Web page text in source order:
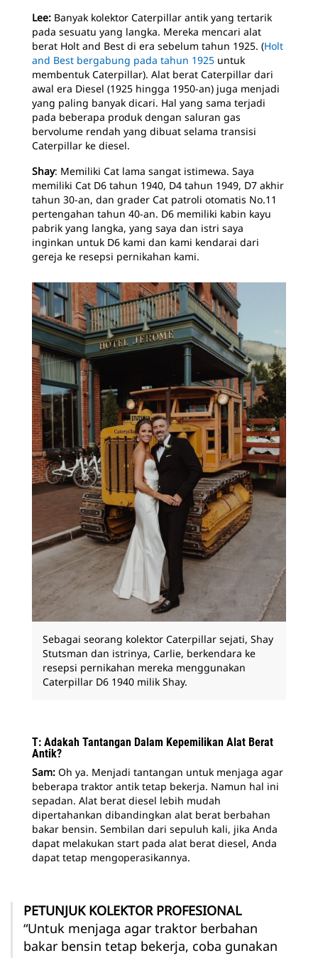
Lee: Banyak kolektor Caterpillar antik yang tertarik
pada sesuatu yang langka. Mereka mencari alat
berat Holt and Best di era sebelum tahun 1925. (Holt
and Best bergabung pada tahun 1925 untuk
membentuk Caterpillar). Alat berat Caterpillar dari
awal era Diesel (1925 hingga 1950-an) juga menjadi
yang paling banyak dicari. Hal yang sama terjadi
pada beberapa produk dengan saluran gas
bervolume rendah yang dibuat selama transisi
Caterpillar ke diesel.
Shay: Memiliki Cat lama sangat istimewa. Saya
memiliki Cat D6 tahun 1940, D4 tahun 1949, D7 akhir
tahun 30-an, dan grader Cat patroli otomatis No.11
pertengahan tahun 40-an. D6 memiliki kabin kayu
pabrik yang langka, yang saya dan istri saya
inginkan untuk D6 kami dan kami kendarai dari
gereja ke resepsi pernikahan kami.
Sebagai seorang kolektor Caterpillar sejati, Shay
Stutsman dan istrinya, Carlie, berkendara ke
resepsi pernikahan mereka menggunakan
Caterpillar D6 1940 milik Shay.
T: Adakah Tantangan Dalam Kepemilikan Alat Berat
Antik?
Sam: Oh ya. Menjadi tantangan untuk menjaga agar
beberapa traktor antik tetap bekerja. Namun hal ini
sepadan. Alat berat diesel lebih mudah
dipertahankan dibandingkan alat berat berbahan
bakar bensin. Sembilan dari sepuluh kali, jika Anda
dapat melakukan start pada alat berat diesel, Anda
dapat tetap mengoperasikannya.
PETUNJUK KOLEKTOR PROFESIONAL
“Untuk menjaga agar traktor berbahan
bakar bensin tetap bekerja, coba gunakan